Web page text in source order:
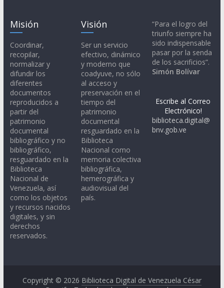
Misión
Coordinar,
recopilar,
normalizar y
difundir los
diferentes
documentos
reproducidos a
partir del
patrimonio
documental
bibliográfico y no
bibliográfico,
resguardado en la
Biblioteca
Nacional de
Venezuela, así
como los objetos
y recursos nacidos
digitales, y sin
derechos
reservados.
Visión
Ser un servicio
efectivo, dinámico
y moderno que
coadyuve, no sólo
al acceso y
preservación en el
tiempo del
patrimonio
documental
resguardado en la
Biblioteca
Nacional como
memoria colectiva
bibliográfica,
hemerográfica y
audiovisual del
país.
“Para el logro del
triunfo siempre ha
sido indispensable
pasar por la senda
de los sacrificios”.
Simón Bolívar
Escribe al Correo
Electrónico!
biblioteca.digital@
bnv.gob.ve
Copyright © 2026 Biblioteca Digital de Venezuela César